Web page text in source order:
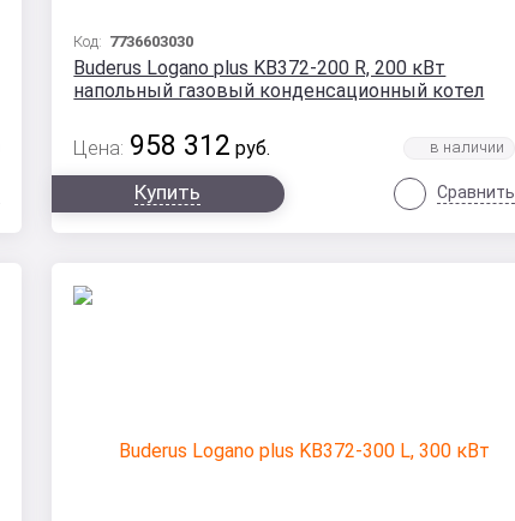
Код: 7736603030
Buderus Logano plus KB372-200 R, 200 кВт
напольный газовый конденсационный котел
Цена: 958 312 руб.
Купить Сравнить